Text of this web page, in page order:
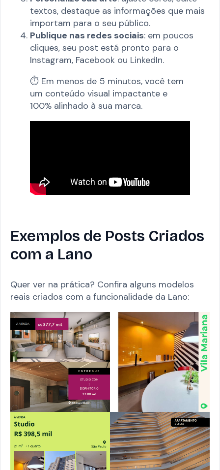
textos, destaque as informações que mais
importam para o seu público.
Publique nas redes sociais: em poucos
cliques, seu post está pronto para o
Instagram, Facebook ou LinkedIn.
⏱️ Em menos de 5 minutos, você tem
um conteúdo visual impactante e
100% alinhado à sua marca.
Exemplos de Posts Criados
com a Lano
Quer ver na prática? Confira alguns modelos
reais criados com a funcionalidade da Lano: